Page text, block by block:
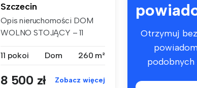
Szczecin
Opis nieruchomości DOM
WOLNO STOJĄCY – 11
11 pokoi
Dom 260 m²
8 500 zł Zobacz więcej
Otrzymuj